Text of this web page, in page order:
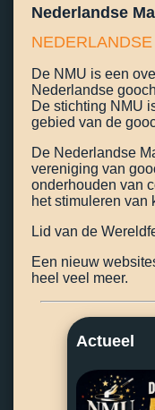
Nederlandse
De NMU is een
Nederlandse
De stichting NMU
gebied van de
De Nederlandse
vereniging van
onderhouden van
het stimuleren van
Lid van de
Een nieuw
heel veel meer.
Actueel